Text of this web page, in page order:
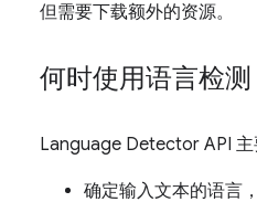
但需要下载额外的资源。
何时使用语言检测
Language Detector API 主
确定输入文本的语言